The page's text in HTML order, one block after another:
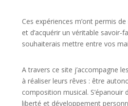
Ces expériences m’ont permis
et d’acquérir un véritable savoir-
souhaiterais mettre entre vos
A travers ce site j’accompagne
à réaliser leurs rêves : être
composition musical. S’épanouir
liberté et développement